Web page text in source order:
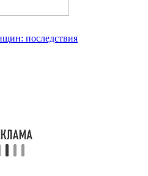
последствия